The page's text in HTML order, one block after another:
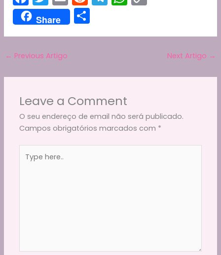
a
c
b
o
k
w
itt
m
ai
e
d
el
m
h
p n
Share
h
← Previous Artigo Next Artigo →
Leave a Comment
O seu endereço de email não será publicado.
Campos obrigatórios marcados com *
here..